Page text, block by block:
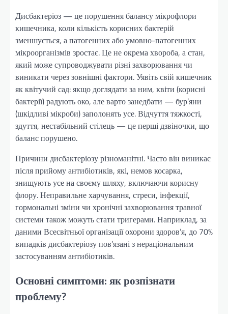
Дисбактеріоз — це порушення балансу мікрофлори
кишечника, коли кількість корисних бактерій
зменшується, а патогенних або умовно-патогенних
мікроорганізмів зростає. Це не окрема хвороба, а стан,
який може супроводжувати різні захворювання чи
виникати через зовнішні фактори. Уявіть свій кишечник
як квітучий сад: якщо доглядати за ним, квіти (корисні
бактерії) радують око, але варто занедбати — бур’яни
(шкідливі мікроби) заполонять усе. Відчуття тяжкості,
здуття, нестабільний стілець — це перші дзвіночки, що
баланс порушено.
Причини дисбактеріозу різноманітні. Часто він виникає
після прийому антибіотиків, які, немов косарка,
знищують усе на своєму шляху, включаючи корисну
флору. Неправильне харчування, стреси, інфекції,
гормональні зміни чи хронічні захворювання травної
системи також можуть стати тригерами. Наприклад, за
даними Всесвітньої організації охорони здоров’я, до 70%
випадків дисбактеріозу пов’язані з нераціональним
застосуванням антибіотиків.
Основні симптоми: як розпізнати
проблему?